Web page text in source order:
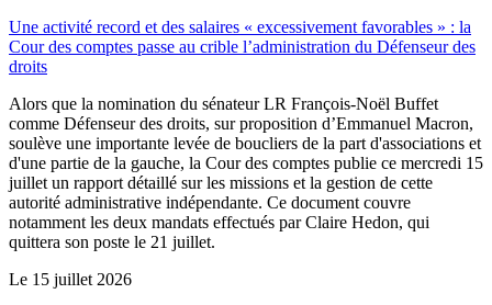
Une activité record et des salaires « excessivement favorables » : la
Cour des comptes passe au crible l’administration du Défenseur des
droits
Alors que la nomination du sénateur LR François-Noël Buffet
comme Défenseur des droits, sur proposition d’Emmanuel Macron,
soulève une importante levée de boucliers de la part d'associations et
d'une partie de la gauche, la Cour des comptes publie ce mercredi 15
juillet un rapport détaillé sur les missions et la gestion de cette
autorité administrative indépendante. Ce document couvre
notamment les deux mandats effectués par Claire Hedon, qui
quittera son poste le 21 juillet.
Le 15 juillet 2026